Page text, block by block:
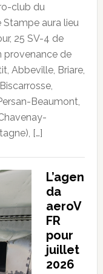
club du
Stampe aura lieu
25 SV-4 de
provenance de
Abbeville, Briare,
Beaumont,
[…]
L’agen
da
aeroV
FR
pour
juillet
2026